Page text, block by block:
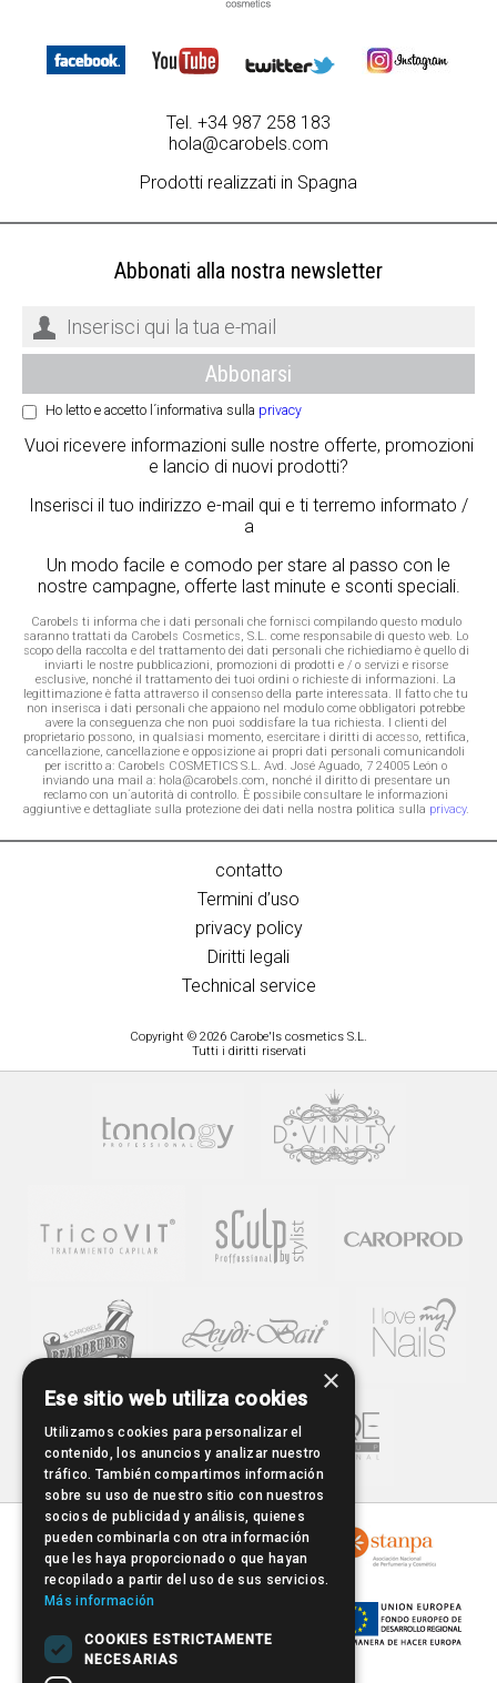
Tel. +34 987 258 183
hola@carobels.com
Prodotti realizzati in Spagna
Abbonati alla nostra newsletter
Ho letto e accetto l´informativa sulla privacy
Vuoi ricevere informazioni sulle nostre offerte, promozioni
e lancio di nuovi prodotti?
Inserisci il tuo indirizzo e-mail qui e ti terremo informato /
a
Un modo facile e comodo per stare al passo con le
nostre campagne, offerte last minute e sconti speciali.
Carobels ti informa che i dati personali che fornisci compilando questo modulo
saranno trattati da Carobels Cosmetics, S.L. come responsabile di questo web. Lo
scopo della raccolta e del trattamento dei dati personali che richiediamo è quello di
inviarti le nostre pubblicazioni, promozioni di prodotti e / o servizi e risorse
esclusive, nonché il trattamento dei tuoi ordini o richieste di informazioni. La
legittimazione è fatta attraverso il consenso della parte interessata. Il fatto che tu
non inserisca i dati personali che appaiono nel modulo come obbligatori potrebbe
avere la conseguenza che non puoi soddisfare la tua richiesta. I clienti del
proprietario possono, in qualsiasi momento, esercitare i diritti di accesso, rettifica,
cancellazione, cancellazione e opposizione ai propri dati personali comunicandoli
per iscritto a: Carobels COSMETICS S.L. Avd. José Aguado, 7 24005 León o
inviando una mail a: hola@carobels.com, nonché il diritto di presentare un
reclamo con un´autorità di controllo. È possibile consultare le informazioni
aggiuntive e dettagliate sulla protezione dei dati nella nostra politica sulla privacy.
contatto
Termini d’uso
privacy policy
Diritti legali
Technical service
Copyright © 2026 Carobe'ls cosmetics S.L.
Tutti i diritti riservati
×
Ese sitio web utiliza cookies
Utilizamos cookies para personalizar el
contenido, los anuncios y analizar nuestro
tráfico. También compartimos información
sobre su uso de nuestro sitio con nuestros
socios de publicidad y análisis, quienes
pueden combinarla con otra información
que les haya proporcionado o que hayan
recopilado a partir del uso de sus servicios.
Más información
COOKIES ESTRICTAMENTE
NECESARIAS